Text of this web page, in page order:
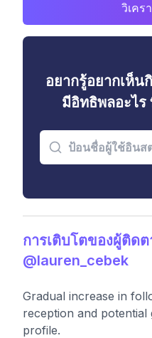
วิเคร
อยากรู้อยากเห็
มีอิทธิพลอะไ
การเติบโตของผู้ติด
@lauren_cebek
Gradual increase in
reception and
profile.